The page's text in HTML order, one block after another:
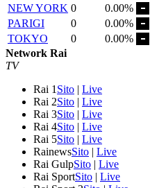
NEW YORK 0
0.00%
PARIGI
0
0.00%
TOKYO
0
0.00%
Network Rai
TV
Rai 1 Sito | Live
Rai 2Sito | Live
Rai 3Sito | Live
Rai 4Sito | Live
Rai 5Sito | Live
RainewsSito | Live
Rai GulpSito | Live
Rai SportSito | Live